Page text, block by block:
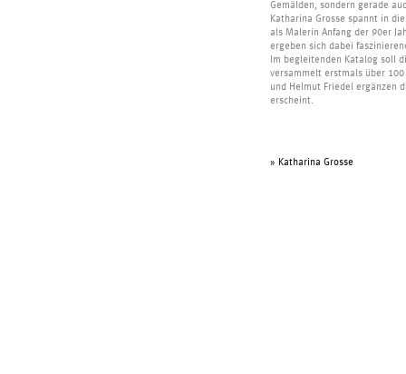
Gemälden, sondern gerade
Katharina Grosse spannt in
als Malerin Anfang der 90er
ergeben sich dabei
Im begleitenden Katalog soll
versammelt erstmals über
und Helmut Friedel ergänzen
erscheint.
» Katharina Grosse